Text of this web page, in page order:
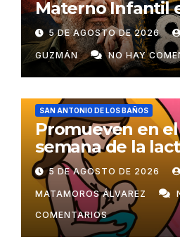
Materno Infantil
5 DE AGOSTO DE 2026
GUZMÁN NO HAY
SAN ANTONIO DE LOS BAÑOS
Promueven en
semana de la
materna
5 DE AGOSTO DE 2026
MATAMOROS ÁLVAREZ
COMENTARIOS